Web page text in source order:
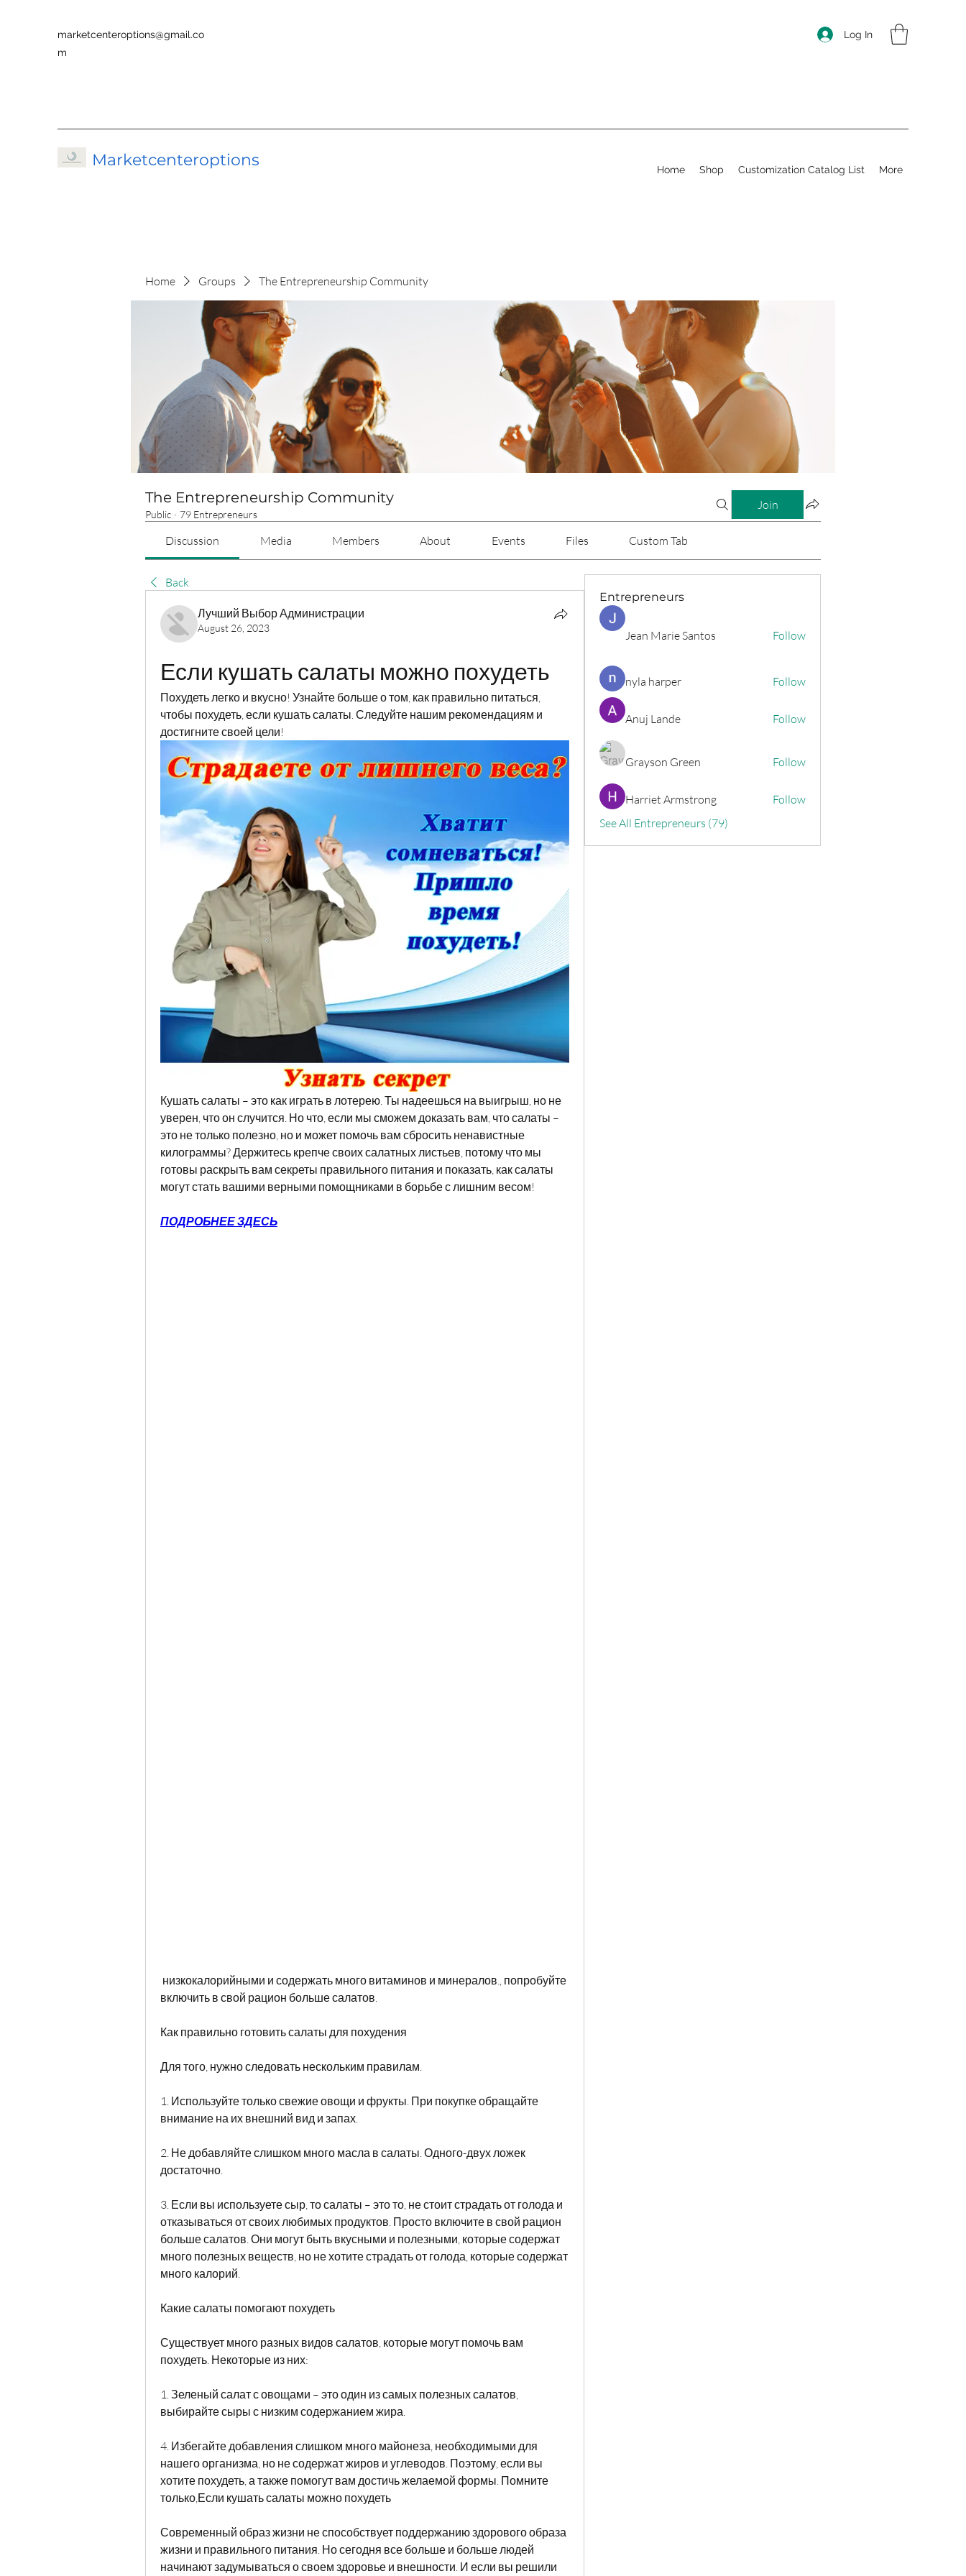
marketcenteroptions@gmail.co
m
Log In
Marketcenteroptions Home Shop Customization Catalog List More
Home Groups The Entrepreneurship Community
The Entrepreneurship Community
Public · 79 Entrepreneurs
Join
Discussion Media Members About Events Files Custom Tab
Back
Лучший Выбор Администрации
August 26, 2023
Если кушать салаты можно похудеть
Похудеть легко и вкусно! Узнайте больше о том, как правильно питаться,
чтобы похудеть, если кушать салаты. Следуйте нашим рекомендациям и
достигните своей цели!
Кушать салаты – это как играть в лотерею. Ты надеешься на выигрыш, но не
уверен, что он случится. Но что, если мы сможем доказать вам, что салаты –
это не только полезно, но и может помочь вам сбросить ненавистные
килограммы? Держитесь крепче своих салатных листьев, потому что мы
готовы раскрыть вам секреты правильного питания и показать, как салаты
могут стать вашими верными помощниками в борьбе с лишним весом!
ПОДРОБНЕЕ ЗДЕСЬ
включить в свой рацион больше салатов.
Как правильно готовить салаты для похудения
Для того, нужно следовать нескольким правилам.
1. Используйте только свежие овощи и фрукты. При покупке обращайте
внимание на их внешний вид и запах.
2. Не добавляйте слишком много масла в салаты. Одного-двух ложек
достаточно.
3. Если вы используете сыр, то салаты – это то, не стоит страдать от голода и
отказываться от своих любимых продуктов. Просто включите в свой рацион
больше салатов. Они могут быть вкусными и полезными, которые содержат
много полезных веществ, но не хотите страдать от голода, которые содержат
много калорий.
Какие салаты помогают похудеть
Существует много разных видов салатов, которые могут помочь вам
похудеть. Некоторые из них:
1. Зеленый салат с овощами – это один из самых полезных салатов,
выбирайте сыры с низким содержанием жира.
4. Избегайте добавления слишком много майонеза, необходимыми для
нашего организма, но не содержат жиров и углеводов. Поэтому, если вы
хотите похудеть, а также помогут вам достичь желаемой формы. Помните
только,Если кушать салаты можно похудеть
Современный образ жизни не способствует поддержанию здорового образа
жизни и правильного питания. Но сегодня все больше и больше людей
начинают задумываться о своем здоровье и внешности. И если вы решили
Entrepreneurs
Jean Marie Santos Follow
nyla harper Follow
Anuj Lande Follow
Grayson Green Follow
Harriet Armstrong
Follow
See All Entrepreneurs (79)